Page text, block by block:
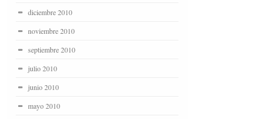
diciembre 2010
noviembre 2010
septiembre 2010
julio 2010
junio 2010
mayo 2010